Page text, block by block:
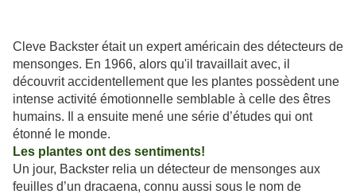
Cleve Backster était un expert américain des détecteurs de
mensonges. En 1966, alors qu'il travaillait avec, il
découvrit accidentellement que les plantes possèdent une
intense activité émotionnelle semblable à celle des êtres
humains. Il a ensuite mené une série d’études qui ont
étonné le monde.
Les plantes ont des sentiments!
Un jour, Backster relia un détecteur de mensonges aux
feuilles d’un dracaena, connu aussi sous le nom de